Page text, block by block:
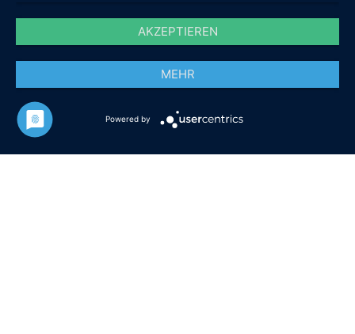
AKZEPTIEREN
MEHR
Powered by